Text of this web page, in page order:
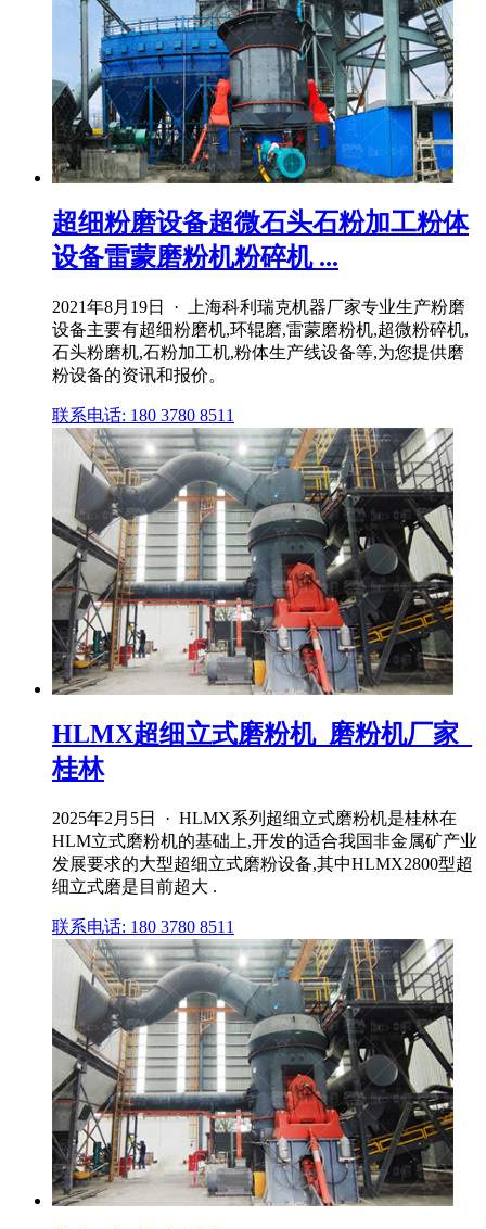
超细粉磨设备超微石头石粉加工粉体
设备雷蒙磨粉机粉碎机 ...
2021年8月19日 · 上海科利瑞克机器厂家专业生产粉磨
设备主要有超细粉磨机,环辊磨,雷蒙磨粉机,超微粉碎机,
石头粉磨机,石粉加工机,粉体生产线设备等,为您提供磨
粉设备的资讯和报价。
联系电话: 180 3780 8511
HLMX超细立式磨粉机_磨粉机厂家_
桂林
2025年2月5日 · HLMX系列超细立式磨粉机是桂林在
HLM立式磨粉机的基础上,开发的适合我国非金属矿产业
发展要求的大型超细立式磨粉设备,其中HLMX2800型超
细立式磨是目前超大 .
联系电话: 180 3780 8511